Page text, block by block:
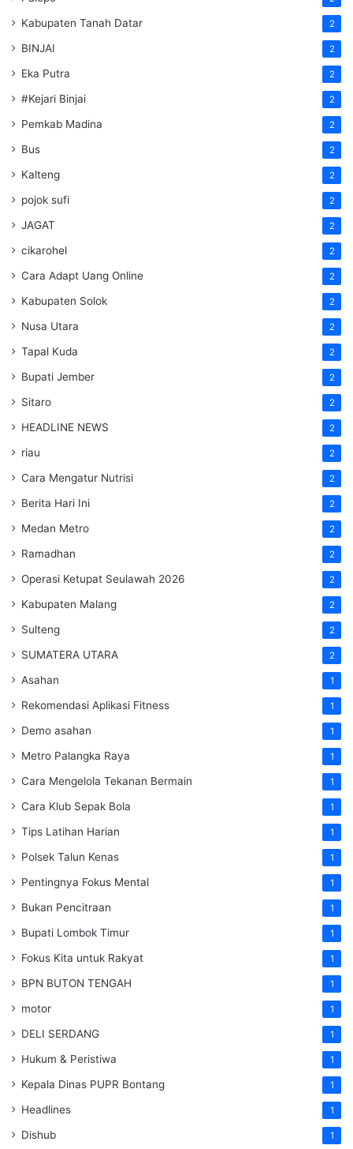
Kabupaten Tanah Datar 2
BINJAI 2
Eka Putra 2
#Kejari Binjai 2
Pemkab Madina 2
Bus 2
Kalteng 2
pojok sufi 2
JAGAT 2
cikarohel 2
Cara Adapt Uang Online 2
Kabupaten Solok 2
Nusa Utara 2
Tapal Kuda 2
Bupati Jember 2
Sitaro 2
HEADLINE NEWS 2
riau 2
Cara Mengatur Nutrisi 2
Berita Hari Ini 2
Medan Metro 2
Ramadhan 2
Operasi Ketupat Seulawah 2026 2
Kabupaten Malang 2
Sulteng 2
SUMATERA UTARA 2
Asahan 1
Rekomendasi Aplikasi Fitness 1
Demo asahan 1
Metro Palangka Raya 1
Cara Mengelola Tekanan Bermain 1
Cara Klub Sepak Bola 1
Tips Latihan Harian 1
Polsek Talun Kenas 1
Pentingnya Fokus Mental 1
Bukan Pencitraan 1
Bupati Lombok Timur 1
Fokus Kita untuk Rakyat 1
BPN BUTON TENGAH 1
motor 1
DELI SERDANG 1
Hukum & Peristiwa 1
Kepala Dinas PUPR Bontang 1
Headlines 1
Dishub 1